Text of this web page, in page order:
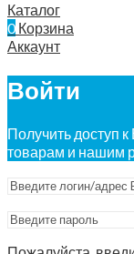
Каталог
0 Корзина
Аккаунт
Войти
Получить доступ
товарам и нашим